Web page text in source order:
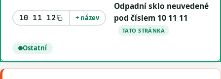
10 11 12 + název
Odpadní sklo neuvedené
pod číslem 10 11 11
TATO STRÁNKA
Ostatní